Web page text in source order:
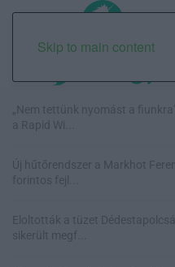
Skip to main content
„Nem tettünk nyomást a
a Rapid Wi...
Új hűtőrendszer a Markhot
forintos fejl...
Eloltották a tüzet
sikerült megf...